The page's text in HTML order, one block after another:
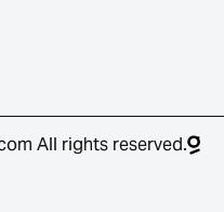
All rights reserved.